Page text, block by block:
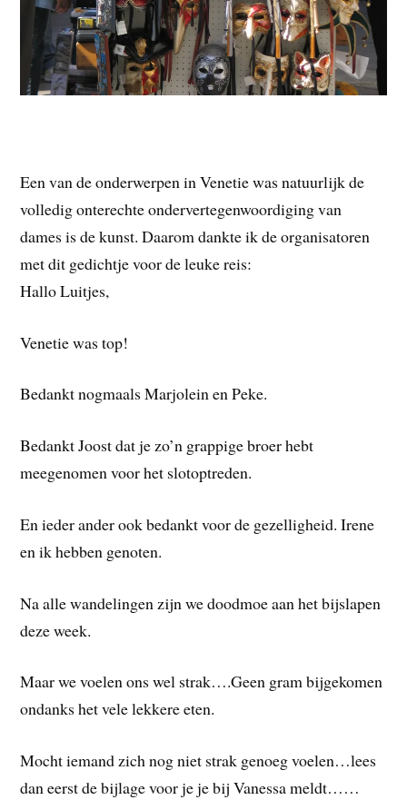
Een van de onderwerpen in Venetie was natuurlijk de
volledig onterechte ondervertegenwoordiging van
dames is de kunst. Daarom dankte ik de organisatoren
met dit gedichtje voor de leuke reis:
Hallo Luitjes,
Venetie was top!
Bedankt nogmaals Marjolein en Peke.
Bedankt Joost dat je zo’n grappige broer hebt
meegenomen voor het slotoptreden.
En ieder ander ook bedankt voor de gezelligheid. Irene
en ik hebben genoten.
Na alle wandelingen zijn we doodmoe aan het bijslapen
deze week.
Maar we voelen ons wel strak….Geen gram bijgekomen
ondanks het vele lekkere eten.
Mocht iemand zich nog niet strak genoeg voelen…lees
dan eerst de bijlage voor je je bij Vanessa meldt……